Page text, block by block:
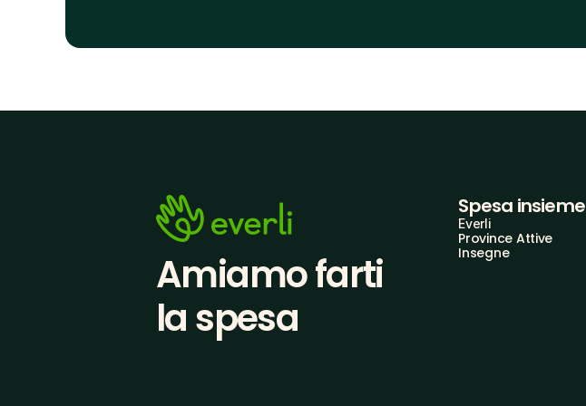
Amiamo farti
la spesa
Spesa insieme
Everli
Province Attive
Insegne